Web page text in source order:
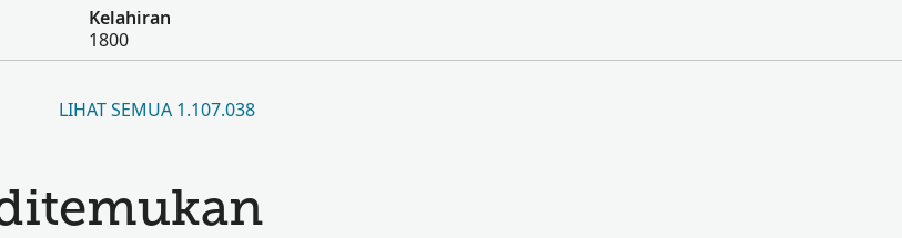
Kelahiran
1800
LIHAT SEMUA 1.107.038